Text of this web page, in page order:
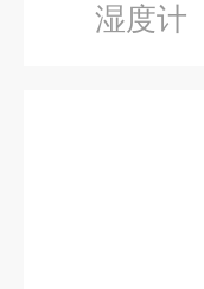
湿度计